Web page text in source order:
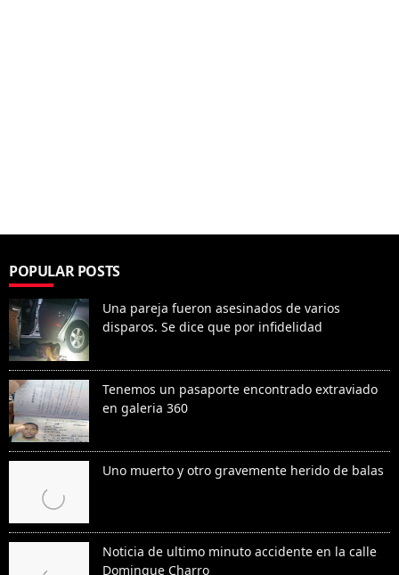
POPULAR POSTS
Una pareja fueron asesinados de varios
disparos. Se dice que por infidelidad
Tenemos un pasaporte encontrado extraviado
en galeria 360
Uno muerto y otro gravemente herido de balas
Noticia de ultimo minuto accidente en la calle
Domingue Charro